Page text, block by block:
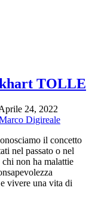
TOLLE
24, 2022
Digireale
il concetto
nel passato o nel
non ha malattie
vivere una vita di